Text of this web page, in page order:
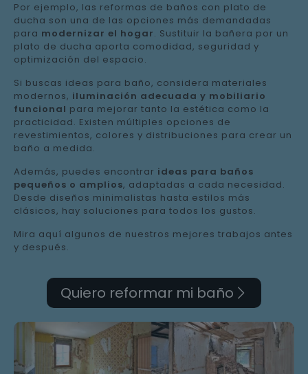
Por ejemplo, las reformas de baños con plato de
ducha son una de las opciones más demandadas
para modernizar el hogar. Sustituir la bañera por un
plato de ducha aporta comodidad, seguridad y
optimización del espacio.
Si buscas ideas para baño, considera materiales
modernos, iluminación adecuada y mobiliario
funcional para mejorar tanto la estética como la
practicidad. Existen múltiples opciones de
revestimientos, colores y distribuciones para crear un
baño a medida.
Además, puedes encontrar ideas para baños
pequeños o amplios, adaptadas a cada necesidad.
Desde diseños minimalistas hasta estilos más
clásicos, hay soluciones para todos los gustos.
Mira aquí algunos de nuestros mejores trabajos antes
y después.
Quiero reformar mi baño